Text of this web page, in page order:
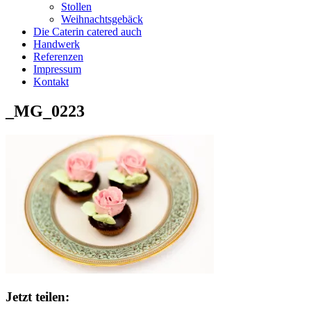
Stollen
Weihnachtsgebäck
Die Caterin catered auch
Handwerk
Referenzen
Impressum
Kontakt
_MG_0223
Jetzt teilen: